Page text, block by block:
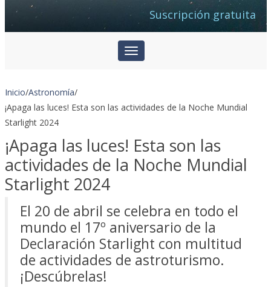
Suscripción gratuita
Inicio/Astronomía/
¡Apaga las luces! Esta son las actividades de la Noche Mundial
Starlight 2024
¡Apaga las luces! Esta son las
actividades de la Noche Mundial
Starlight 2024
El 20 de abril se celebra en todo el
mundo el 17º aniversario de la
Declaración Starlight con multitud
de actividades de astroturismo.
¡Descúbrelas!